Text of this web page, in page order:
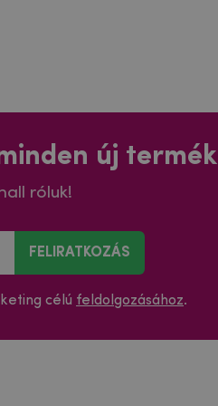
új termék
róluk!
FELIRATKOZÁS
célú feldolgozásához.